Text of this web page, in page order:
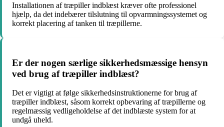
Installationen af træpiller indblæst kræver ofte professionel
hjælp, da det indebærer tilslutning til opvarmningssystemet og
korrekt placering af tanken til træpillerne.
Er der nogen særlige sikkerhedsmæssige hensyn
ved brug af træpiller indblæst?
Det er vigtigt at følge sikkerhedsinstruktionerne for brug af
træpiller indblæst, såsom korrekt opbevaring af træpillerne og
regelmæssig vedligeholdelse af det indblæste system for at
undgå uheld.